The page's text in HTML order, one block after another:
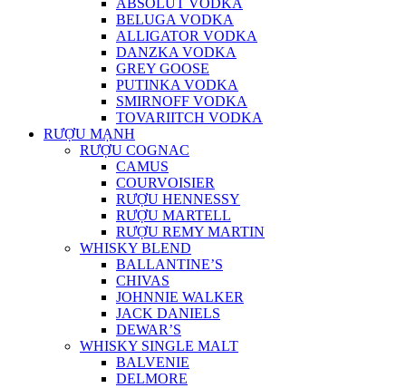
ABSOLUT VODKA
BELUGA VODKA
ALLIGATOR VODKA
DANZKA VODKA
GREY GOOSE
PUTINKA VODKA
SMIRNOFF VODKA
TOVARIITCH VODKA
RƯỢU MẠNH
RƯỢU COGNAC
CAMUS
COURVOISIER
RƯỢU HENNESSY
RƯỢU MARTELL
RƯỢU REMY MARTIN
WHISKY BLEND
BALLANTINE’S
CHIVAS
JOHNNIE WALKER
JACK DANIELS
DEWAR’S
WHISKY SINGLE MALT
BALVENIE
DELMORE